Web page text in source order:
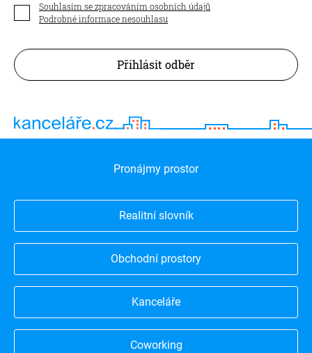
Souhlasím se zpracováním osobních údajů
Podrobné informace nesouhlasu
Přihlásit odběr
Pronájmy prostor
Realitní slovník
Obchodní prostory
Kanceláře
Coworking